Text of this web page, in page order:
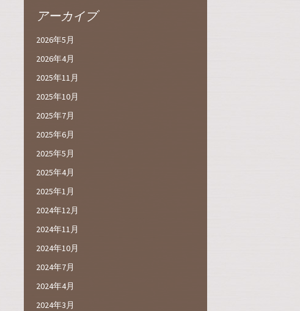
アーカイブ
2026年5月
2026年4月
2025年11月
2025年10月
2025年7月
2025年6月
2025年5月
2025年4月
2025年1月
2024年12月
2024年11月
2024年10月
2024年7月
2024年4月
2024年3月